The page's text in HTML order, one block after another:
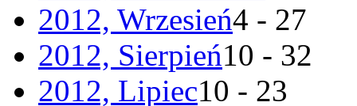
2012, Wrzesień4 - 27
2012, Sierpień10 - 32
2012, Lipiec10 - 23